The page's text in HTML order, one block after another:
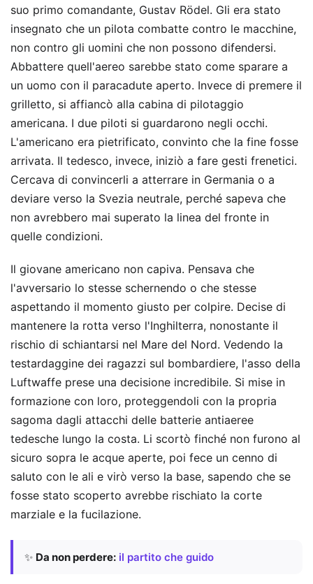
suo primo comandante, Gustav Rödel. Gli era stato
insegnato che un pilota combatte contro le macchine,
non contro gli uomini che non possono difendersi.
Abbattere quell'aereo sarebbe stato come sparare a
un uomo con il paracadute aperto. Invece di premere il
grilletto, si affiancò alla cabina di pilotaggio
americana. I due piloti si guardarono negli occhi.
L'americano era pietrificato, convinto che la fine fosse
arrivata. Il tedesco, invece, iniziò a fare gesti frenetici.
Cercava di convincerli a atterrare in Germania o a
deviare verso la Svezia neutrale, perché sapeva che
non avrebbero mai superato la linea del fronte in
quelle condizioni.
Il giovane americano non capiva. Pensava che
l'avversario lo stesse schernendo o che stesse
aspettando il momento giusto per colpire. Decise di
mantenere la rotta verso l'Inghilterra, nonostante il
rischio di schiantarsi nel Mare del Nord. Vedendo la
testardaggine dei ragazzi sul bombardiere, l'asso della
Luftwaffe prese una decisione incredibile. Si mise in
formazione con loro, proteggendoli con la propria
sagoma dagli attacchi delle batterie antiaeree
tedesche lungo la costa. Li scortò finché non furono al
sicuro sopra le acque aperte, poi fece un cenno di
saluto con le ali e virò verso la base, sapendo che se
fosse stato scoperto avrebbe rischiato la corte
marziale e la fucilazione.
✨ Da non perdere: il partito che guido